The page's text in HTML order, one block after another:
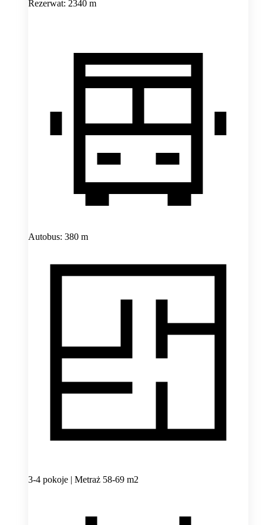
Rezerwat: 2340 m
Autobus: 380 m
3-4 pokoje | Metraż 58-69 m2